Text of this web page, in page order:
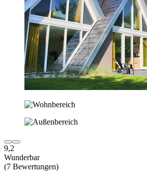
9,2
Wunderbar
(7 Bewertungen)